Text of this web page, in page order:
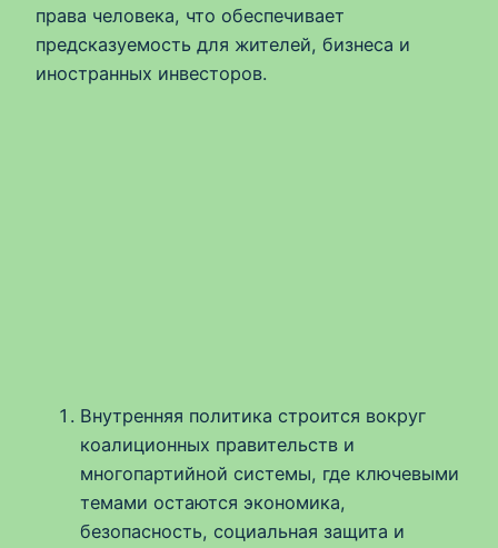
права человека, что обеспечивает
предсказуемость для жителей, бизнеса и
иностранных инвесторов.
Внутренняя политика строится вокруг
коалиционных правительств и
многопартийной системы, где ключевыми
темами остаются экономика,
безопасность, социальная защита и